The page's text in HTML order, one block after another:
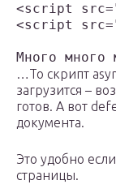
<script
<script
Много много
…То скрипт
загрузится –
готов. А вот
документа.
Это удобно
страницы.